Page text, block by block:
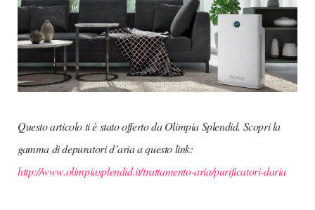
Questo articolo ti è stato offerto da Olimpia Splendid. Scopri la
gamma di depuratori d’aria a questo link:
http://www.olimpiasplendid.it/trattamento-aria/purificatori-daria